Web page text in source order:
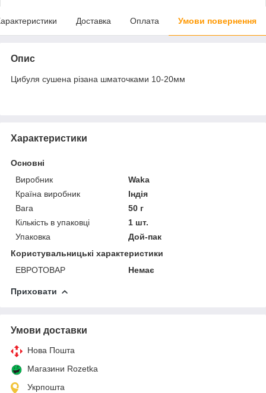
Доставка Оплата Умови повернення
Опис
Цибуля сушена різана шматочками 10-20мм
Характеристики
Основні
Виробник
Waka
Країна виробник
Індія
Вага
50 г
Кількість в упаковці
1 шт.
Упаковка
Дой-пак
Користувальницькі характеристики
ЕВРОТОВАР
Немає
Приховати
Умови доставки
Нова Пошта
Магазини Rozetka
Укрпошта